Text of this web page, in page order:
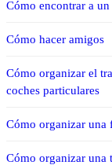
Cómo encontrar a
Cómo hacer amigos
Cómo organizar el
coches particulares
Cómo organizar una
Cómo organizar una